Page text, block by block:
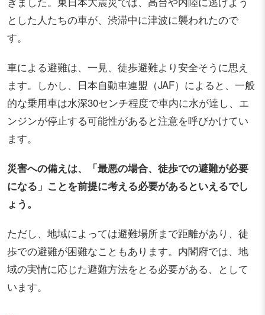
とした人たちの車が、渋滞中に津波に襲われたので
す。
車による避難は、一見、徒歩避難より安全そうに思え
ます。しかし、日本自動車連盟（JAF）によると、一般
的な乗用車は水深30センチ程度で車内に水が達し、エ
ンジンが停止する可能性があると注意を呼びかけてい
ます。
災害への備えは、「最悪の場合、徒歩での避難が必要
になる」ことを前提に考える必要があるといえるでし
ょう。
ただし、地域によっては避難場所まで距離があり、徒
歩での避難が困難なこともあります。内閣府では、地
域の実情に応じた避難方法をとる必要がある、として
います。